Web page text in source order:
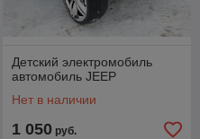
Детский электромобиль
автомобиль JEEP
Нет в наличии
1 050 руб.